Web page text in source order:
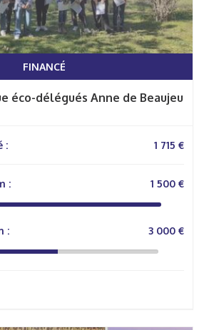
FINANCÉ
éco-délégués Anne de Beaujeu
: 1 715 €
:
1 500 €
:
3 000 €